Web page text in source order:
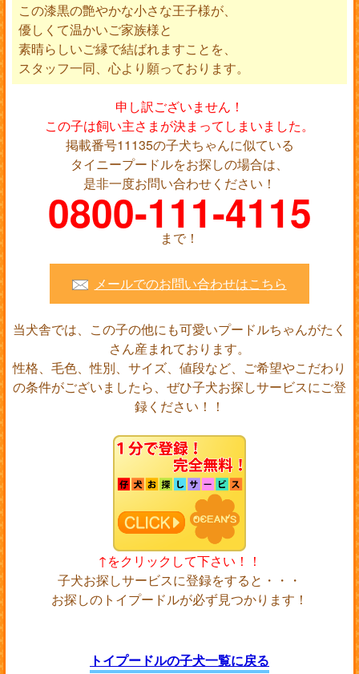
この漆黒の艶やかな小さな王子様が、
優しくて温かいご家族様と
素晴らしいご縁で結ばれますことを、
スタッフ一同、心より願っております。
申し訳ございません！
この子は飼い主さまが決まってしまいました。
掲載番号11135の子犬ちゃんに似ている
タイニープードルをお探しの場合は、
是非一度お問い合わせください！
0800-111-4115
まで！
メールでのお問い合わせはこちら
当犬舎では、この子の他にも可愛いプードルちゃんがたく
さん産まれております。
性格、毛色、性別、サイズ、値段など、ご希望やこだわり
の条件がございましたら、ぜひ子犬お探しサービスにご登
録ください！！
↑をクリックして下さい！！
子犬お探しサービスに登録をすると・・・
お探しのトイプードルが必ず見つかります！
トイプードルの子犬一覧に戻る